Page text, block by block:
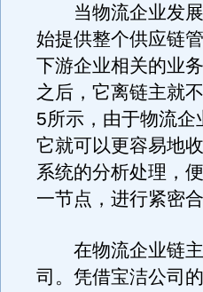
当物流企业发展
始提供整个供应链
下游企业相关的业
之后，它离链主就
5所示，由于物流
它就可以更容易地
系统的分析处理，
一节点，进行紧密合
在物流企业链主
司。凭借宝洁公司